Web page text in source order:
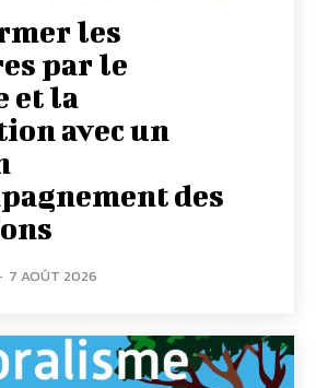
les
par le
et la
avec un
des
7 AOÛT 2026